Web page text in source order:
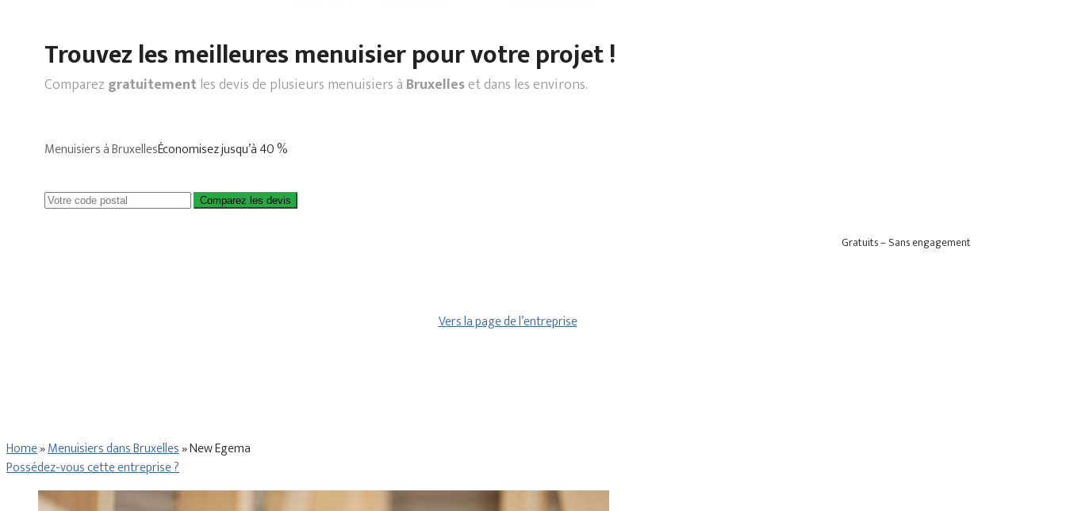
Trouvez les meilleures menuisier pour votre projet !
Comparez gratuitementles devis de plusieurs menuisiers à Bruxelleset dans les environs.
Menuisiers à BruxellesÉconomisez jusqu’à 40 %
Comparez les devis
Gratuits – Sans engagement
Vers la page de l’entreprise
Home»Menuisiers dans Bruxelles»New Egema
Possédez-vous cette entreprise ?